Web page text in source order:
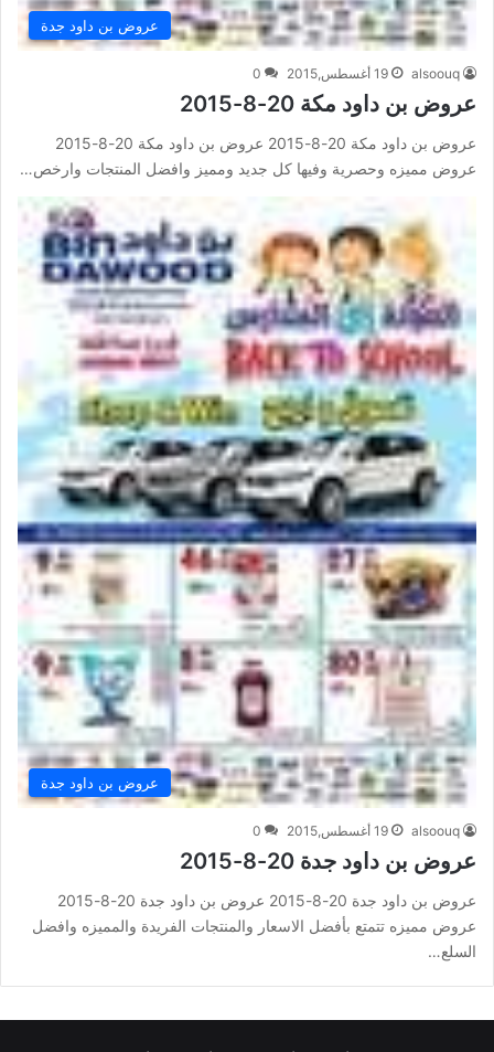
عروض بن داود جدة
alsoouq 19 أغسطس,2015 0
عروض بن داود مكة 20-8-2015
عروض بن داود مكة 20-8-2015 عروض بن داود مكة 20-8-2015
عروض مميزه وحصرية وفيها كل جديد ومميز وافضل المنتجات وارخص…
عروض بن داود جدة
alsoouq 19 أغسطس,2015 0
عروض بن داود جدة 20-8-2015
عروض بن داود جدة 20-8-2015 عروض بن داود جدة 20-8-2015
عروض مميزه تتمتع بأفضل الاسعار والمنتجات الفريدة والمميزه وافضل
السلع…